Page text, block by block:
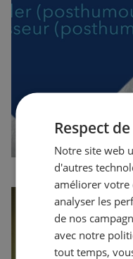
Vidéo de
Dufour?
Respect
Notre site web
d'autres
améliorer votre
analyser les
de nos
avec notre
tout temps,